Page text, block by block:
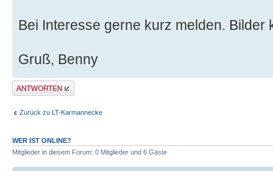
Bei Interesse gerne kurz melden. Bilder
Gruß, Benny
Antwort erstellen
Zurück zu LT-Karmannecke
WER IST ONLINE?
Mitglieder in diesem Forum: 0 Mitglieder und 6 Gäste